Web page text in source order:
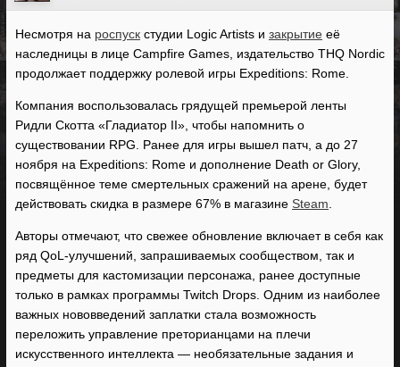
Несмотря на роспуск студии Logic Artists и закрытие её
наследницы в лице Campfire Games, издательство THQ Nordic
продолжает поддержку ролевой игры Expeditions: Rome.
Компания воспользовалась грядущей премьерой ленты
Ридли Скотта «Гладиатор II», чтобы напомнить о
существовании RPG. Ранее для игры вышел патч, а до 27
ноября на Expeditions: Rome и дополнение Death or Glory,
посвящённое теме смертельных сражений на арене, будет
действовать скидка в размере 67% в магазине Steam
Авторы отмечают, что свежее обновление включает в себя как
ряд QoL-улучшений, запрашиваемых сообществом, так и
предметы для кастомизации персонажа, ранее доступные
только в рамках программы Twitch Drops. Одним из наиболее
важных нововведений заплатки стала возможность
переложить управление преторианцами на плечи
искусственного интеллекта — необязательные задания и